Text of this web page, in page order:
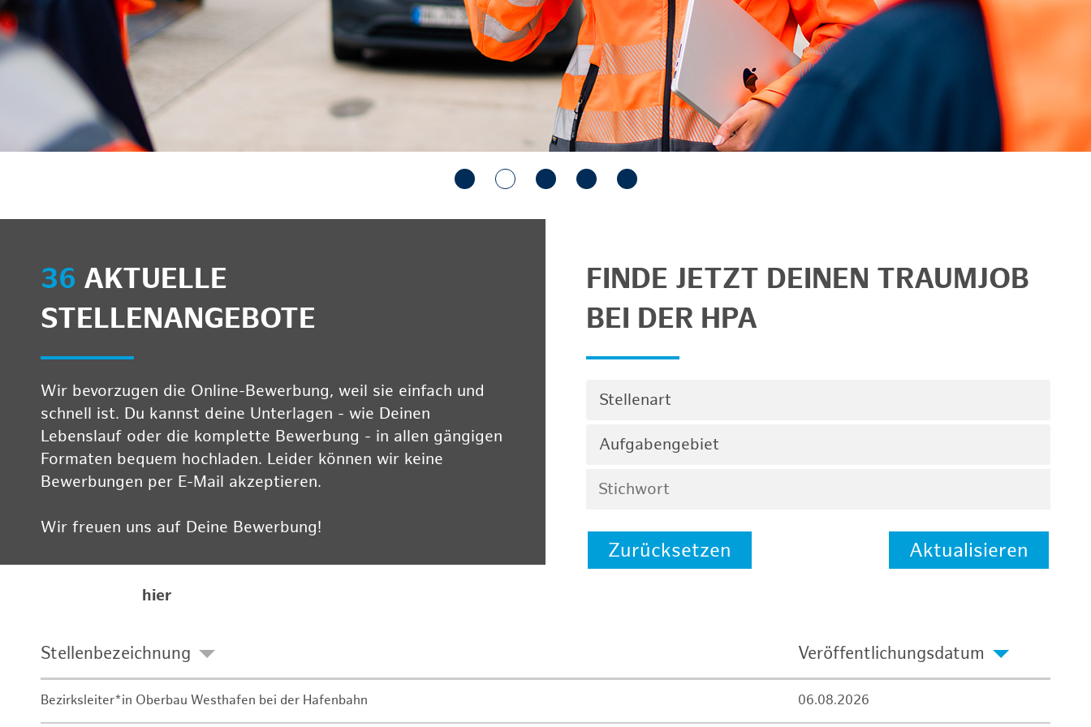
anzeigen/schließen
36 AKTUELLE
STELLENANGEBOTE
Wir bevorzugen die Online-Bewerbung, weil sie einfach und
schnell ist. Du kannst deine Unterlagen - wie Deinen
Lebenslauf oder die komplette Bewerbung - in allen gängigen
Formaten bequem hochladen. Leider können wir keine
Bewerbungen per E-Mail akzeptieren.
Wir freuen uns auf Deine Bewerbung!
hier
FINDE JETZT DEINEN TRAUMJOB
BEI DER HPA
Stellenart
Aufgabengebiet
Zurücksetzen Aktualisieren
Stellenbezeichnung Veröffentlichungsdatum
Bezirksleiter*in Oberbau Westhafen bei der Hafenbahn 06.08.2026